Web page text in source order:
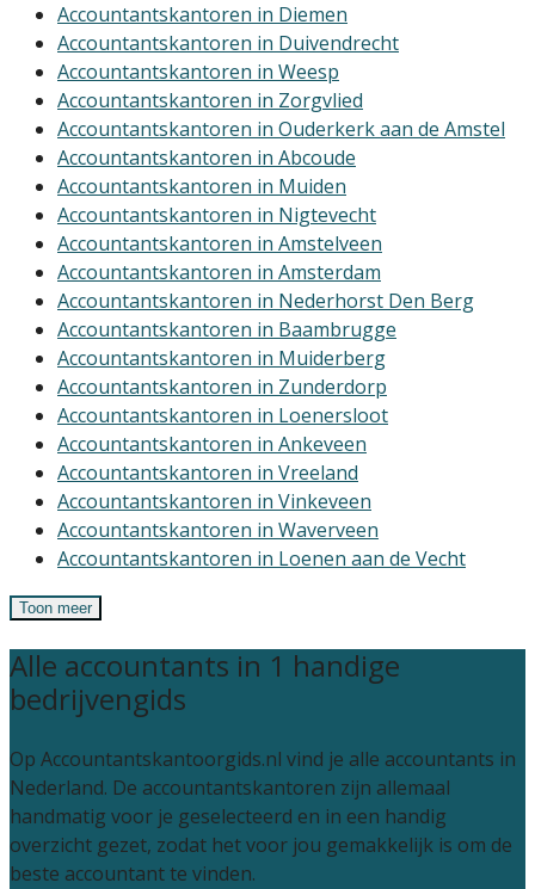
Accountantskantoren in Diemen
Accountantskantoren in Duivendrecht
Accountantskantoren in Weesp
Accountantskantoren in Zorgvlied
Accountantskantoren in Ouderkerk aan de Amstel
Accountantskantoren in Abcoude
Accountantskantoren in Muiden
Accountantskantoren in Nigtevecht
Accountantskantoren in Amstelveen
Accountantskantoren in Amsterdam
Accountantskantoren in Nederhorst Den Berg
Accountantskantoren in Baambrugge
Accountantskantoren in Muiderberg
Accountantskantoren in Zunderdorp
Accountantskantoren in Loenersloot
Accountantskantoren in Ankeveen
Accountantskantoren in Vreeland
Accountantskantoren in Vinkeveen
Accountantskantoren in Waverveen
Accountantskantoren in Loenen aan de Vecht
Toon meer
Alle accountants in 1 handige
bedrijvengids
Op Accountantskantoorgids.nl vind je alle accountants in
Nederland. De accountantskantoren zijn allemaal
handmatig voor je geselecteerd en in een handig
overzicht gezet, zodat het voor jou gemakkelijk is om de
beste accountant te vinden.